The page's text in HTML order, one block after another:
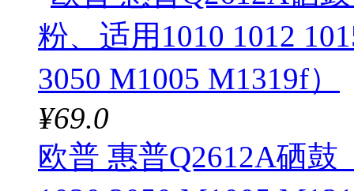
¥69.0
欧普 惠普Q2612A硒鼓